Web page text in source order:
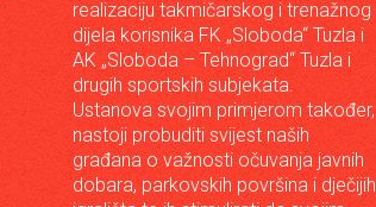
realizaciju takmičarskog i trenažnog
dijela korisnika FK „Sloboda“ Tuzla i
AK „Sloboda – Tehnograd“ Tuzla i
drugih sportskih subjekata.
Ustanova svojim primjerom također,
nastoji probuditi svijest naših
građana o važnosti očuvanja javnih
dobara, parkovskih površina i dječijih